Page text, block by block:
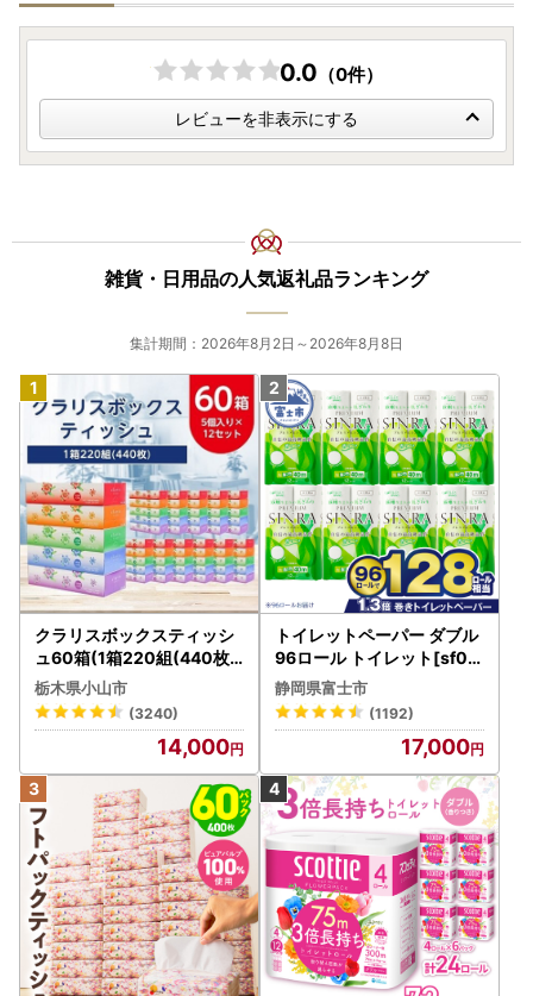
0.0 （0件）
レビューを非表示にする
雑貨・日用品の人気返礼品ランキング
集計期間：2026年8月2日～2026年8月8日
クラリスボックスティッシ
ュ60箱(1箱220組(440枚))
(5個入り×12セット)【配送
不可地域：離島・沖縄県】
【1256759】
栃木県小山市
(3240)
14,000
トイレットペーパー ダブル
96ロール トイレット[sf00
1-012]
静岡県富士市
(1192)
17,000